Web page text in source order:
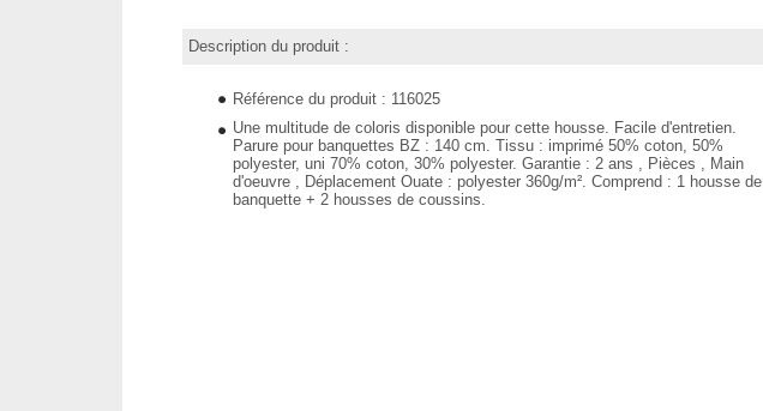
Description du produit :
Référence du produit : 116025
Une multitude de coloris disponible pour cette housse. Facile d'entretien.
Parure pour banquettes BZ : 140 cm. Tissu : imprimé 50% coton, 50%
polyester, uni 70% coton, 30% polyester. Garantie : 2 ans , Pièces , Main
d'oeuvre , Déplacement Ouate : polyester 360g/m². Comprend : 1 housse de
banquette + 2 housses de coussins.